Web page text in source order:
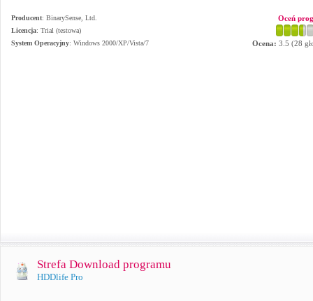
Producent: BinarySense, Ltd.
Licencja: Trial (testowa)
System Operacyjny: Windows 2000/XP/Vista/7
Oceń
Ocena: 3.5 (28
Strefa Download programu
HDDlife Pro